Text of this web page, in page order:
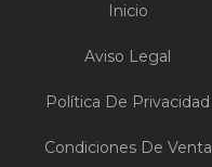
Inicio
Aviso Legal
Política De Privacidad
Condiciones De Venta